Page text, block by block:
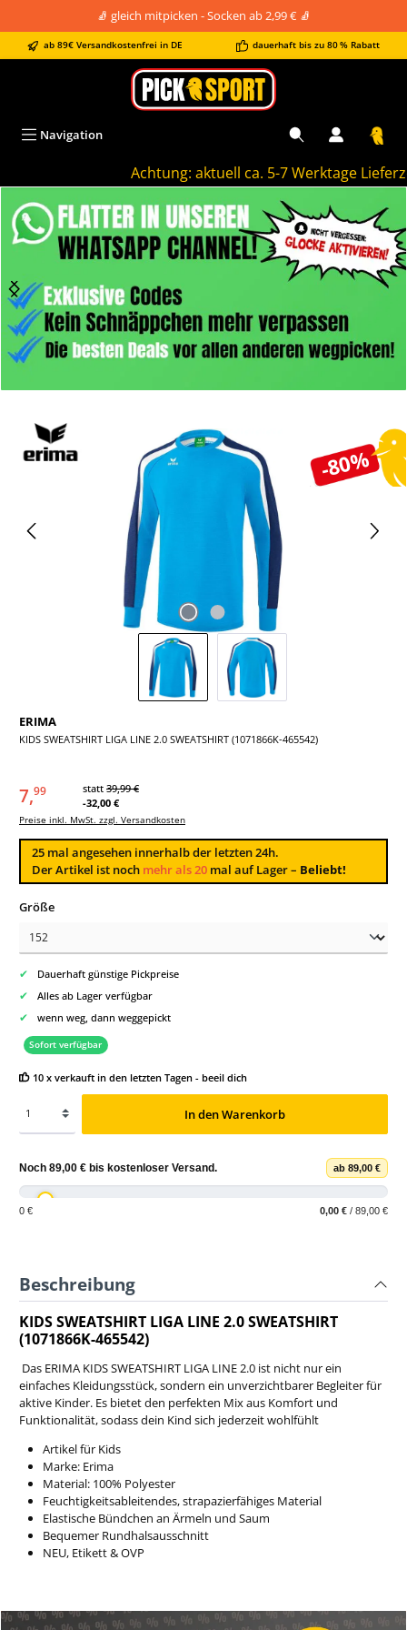
🧦 gleich mitpicken - Socken ab 2,99 € 🧦
ab 89€ Versandkostenfrei in DE dauerhaft bis zu 80 % Rabatt
Achtung: aktuell ca. 5-7 Werktage Lieferzeit!
Navigation
-80%
Bildergalerie überspringen
ERIMA
KIDS SWEATSHIRT LIGA LINE 2.0 SWEATSHIRT (1071866K-465542)
7,99 statt 39,99 €
-32,00 €
Preise inkl. MwSt. zzgl. Versandkosten
25 mal angesehen innerhalb der letzten 24h.
Der Artikel ist noch mehr als 20 mal auf Lager – Beliebt!
Größeauswählen
✔ Dauerhaft günstige Pickpreise
✔ Alles ab Lager verfügbar
✔ wenn weg, dann weggepickt
Sofort verfügbar
10 x verkauft in den letzten Tagen - beeil dich
In den Warenkorb
Noch 89,00 € bis kostenloser Versand. ab 89,00 €
0 € 0,00 € / 89,00 €
Beschreibung
KIDS SWEATSHIRT LIGA LINE 2.0 SWEATSHIRT
(1071866K-465542)
Das ERIMA KIDS SWEATSHIRT LIGA LINE 2.0 ist nicht nur ein
einfaches Kleidungsstück, sondern ein unverzichtbarer Begleiter für
aktive Kinder. Es bietet den perfekten Mix aus Komfort und
Funktionalität, sodass dein Kind sich jederzeit wohlfühlt
Artikel für Kids
Marke: Erima
Material: 100% Polyester
Feuchtigkeitsableitendes, strapazierfähiges Material
Elastische Bündchen an Ärmeln und Saum
Bequemer Rundhalsausschnitt
NEU, Etikett & OVP